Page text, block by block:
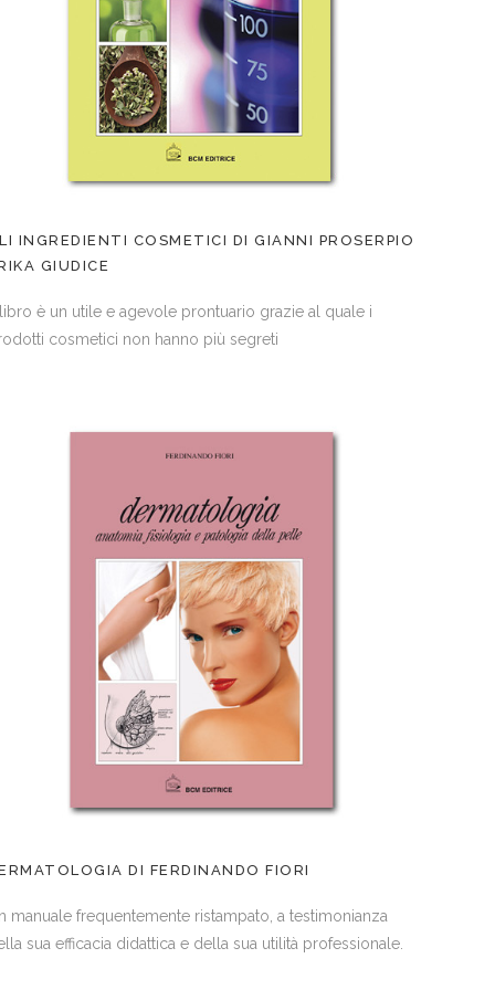
INGREDIENTI COSMETICI DI GIANNI PROSERPIO
GIUDICE
libro è un utile e agevole prontuario grazie al quale i
cosmetici non hanno più segreti
DI FERDINANDO FIORI
manuale frequentemente ristampato, a testimonianza
sua efficacia didattica e della sua utilità professionale.